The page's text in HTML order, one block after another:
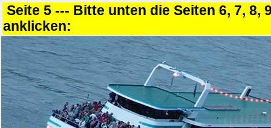
Seite 5 --- Bitte unten die Seiten 6, 7, 8,
anklicken: